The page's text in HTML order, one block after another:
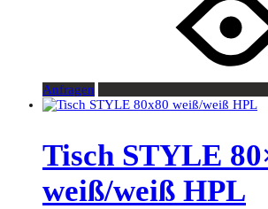
Anfragen
Tisch STYLE
weiß/weiß HPL